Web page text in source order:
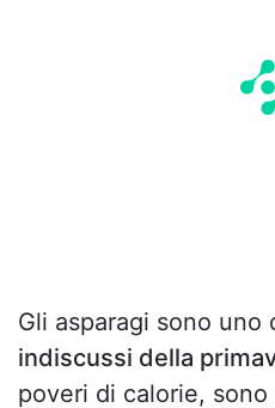
Gli asparagi sono uno
indiscussi della
poveri di calorie,